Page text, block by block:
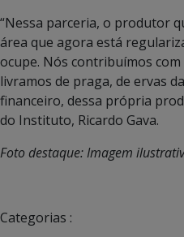
“Nessa parceria, o produtor
área que agora está
ocupe. Nós contribuímos
livramos de praga, de ervas
financeiro, dessa própria
do Instituto, Ricardo Gava.
Foto destaque: Imagem
Categorias :